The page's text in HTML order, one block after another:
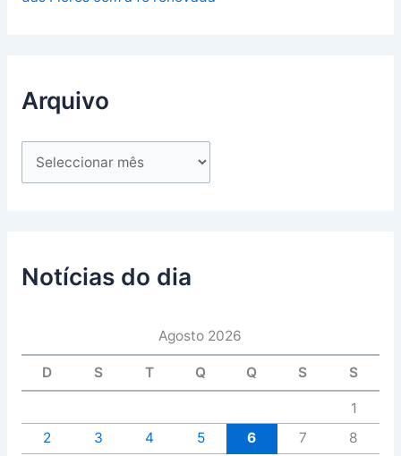
Arquivo
Notícias do dia
Agosto 2026
D S T Q Q S S
1
2
3 4 5 6 7
8